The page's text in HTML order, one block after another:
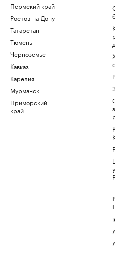
Пермский край
Ростов-на-Дону
Татарстан
Тюмень
Черноземье
Кавказ
Карелия
Мурманск
Приморский
край